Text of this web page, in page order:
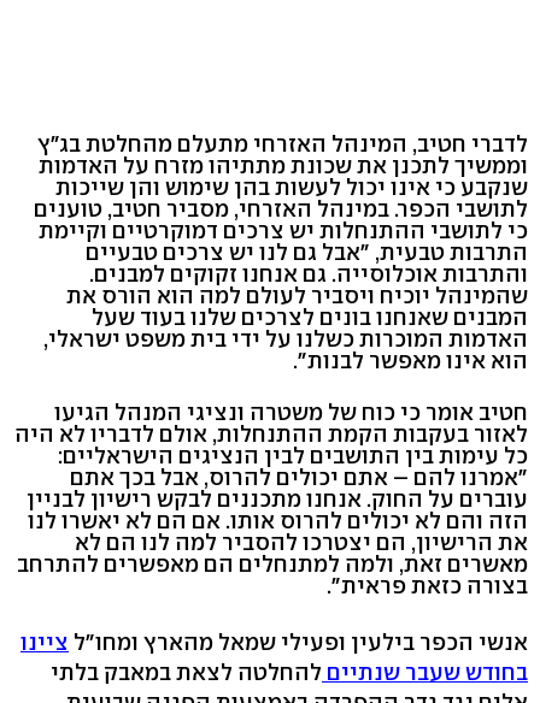
לדברי חטיב, המינהל האזרחי מתעלם מהחלטת בג"ץ
וממשיך לתכנן את שכונת מתתיהו מזרח על האדמות
שנקבע כי אינו יכול לעשות בהן שימוש והן שייכות
לתושבי הכפר. במינהל האזרחי, מסביר חטיב, טוענים
כי לתושבי ההתנחלות יש צרכים דמוקרטיים וקיימת
התרבות טבעית, "אבל גם לנו יש צרכים טבעיים
והתרבות אוכלוסייה. גם אנחנו זקוקים למבנים.
שהמינהל יוכיח ויסביר לעולם למה הוא הורס את
המבנים שאנחנו בונים לצרכים שלנו בעוד שעל
האדמות המוכרות כשלנו על ידי בית משפט ישראלי,
הוא אינו מאפשר לבנות".
חטיב אומר כי כוח של משטרה ונציגי המנהל הגיעו
לאזור בעקבות הקמת ההתנחלות, אולם לדבריו לא היה
כל עימות בין התושבים לבין הנציגים הישראליים:
"אמרנו להם – אתם יכולים להרוס, אבל בכך אתם
עוברים על החוק. אנחנו מתכננים לבקש רישיון לבניין
הזה והם לא יכולים להרוס אותו. אם הם לא יאשרו לנו
את הרישיון, הם יצטרכו להסביר למה לנו הם לא
מאשרים זאת, ולמה למתנחלים הם מאפשרים להתרחב
בצורה כזאת פראית".
אנשי הכפר בילעין ופעילי שמאל מהארץ ומחו"ל ציינו
בחודש שעבר שנתיים להחלטה לצאת במאבק בלתי